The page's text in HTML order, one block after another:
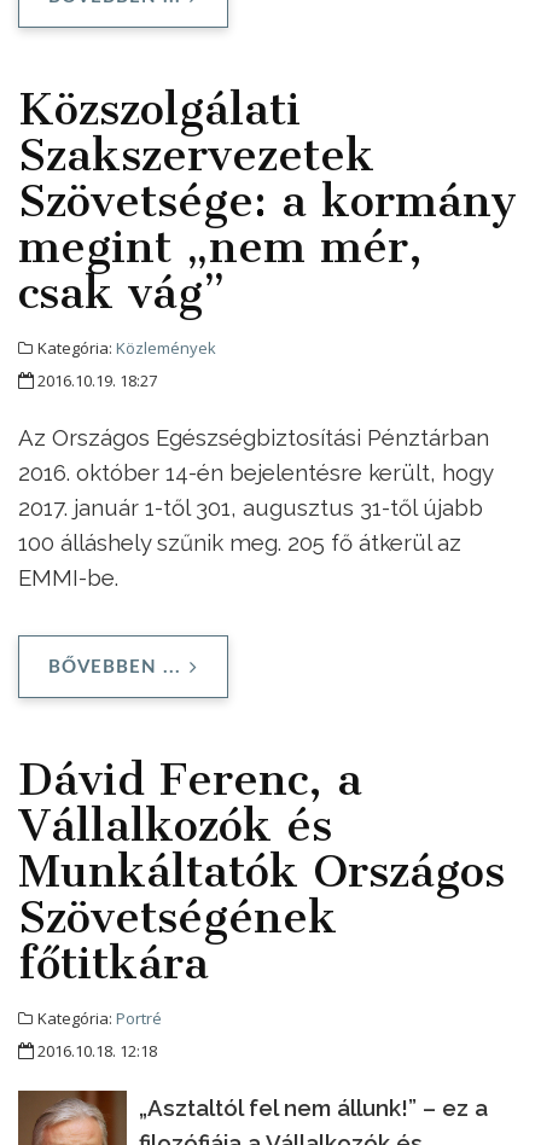
Közszolgálati
Szakszervezetek
Szövetsége: a kormány
megint „nem mér,
csak vág”
Kategória: Közlemények
2016.10.19. 18:27
Az Országos Egészségbiztosítási Pénztárban
2016. október 14-én bejelentésre került, hogy
2017. január 1-től 301, augusztus 31-től újabb
100 álláshely szűnik meg. 205 fő átkerül az
EMMI-be.
BŐVEBBEN ...
Dávid Ferenc, a
Vállalkozók és
Munkáltatók Országos
Szövetségének
főtitkára
Kategória: Portré
2016.10.18. 12:18
„Asztaltól fel nem állunk!” – ez a